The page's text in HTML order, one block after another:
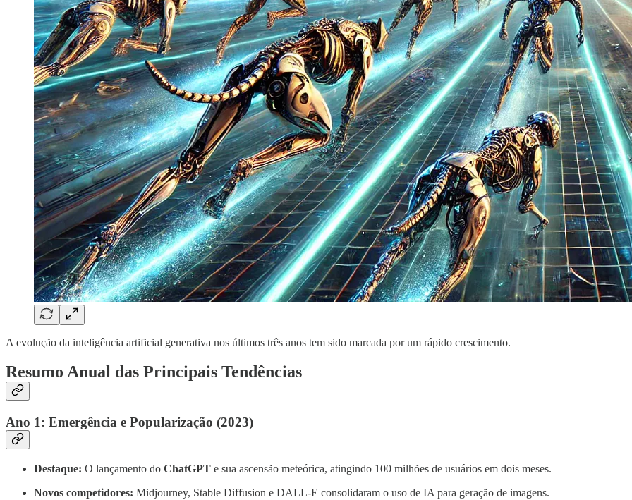
A evolução da inteligência artificial generativa nos últimos três anos tem sido marcada por um rápido crescimento.
Resumo Anual das Principais Tendências
Ano 1: Emergência e Popularização (2023)
Destaque: O lançamento do ChatGPT e sua ascensão meteórica, atingindo 100 milhões de usuários em dois meses.
Novos competidores: Midjourney, Stable Diffusion e DALL-E consolidaram o uso de IA para geração de imagens.